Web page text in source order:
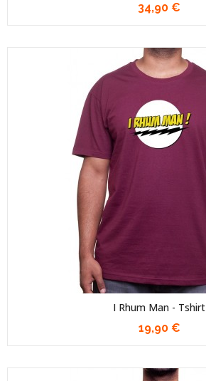
34,90 €
I Rhum Man - Tshirt
19,90 €